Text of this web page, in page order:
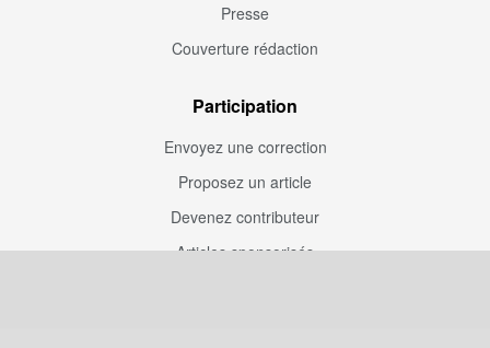
Presse
Couverture rédaction
Participation
Envoyez une correction
Proposez un article
Devenez contributeur
Articles sponsorisés